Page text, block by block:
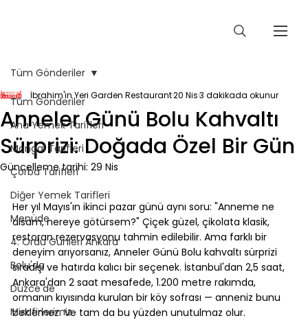
Tüm Gönderiler
Ana Yemek Tarifleri
Mangal Tarifleri
Çorba Tarifleri
Diğer Yemek Tarifleri
Menüde
4. Ordu Günleri Ankara
Bolu'da
Düzce'de
Misafirlerimiz
Tüm Gönderiler
Anneler Günü Bolu Kahvaltı
Sürprizi: Doğada Özel Bir Gün
İbrahim'in Yeri Garden Restaurant20 Nis3 dakikada okunur
Güncelleme tarihi: 29 Nis
⠀
Her yıl Mayıs'ın ikinci pazar günü aynı soru: "Anneme ne
alsam, nereye götürsem?" Çiçek güzel, çikolata klasik,
restoran rezervasyonu tahmin edilebilir. Ama farklı bir
deneyim arıyorsanız, Anneler Günü Bolu kahvaltı sürprizi
sıradışı ve hatırda kalıcı bir seçenek. İstanbul'dan 2,5 saat,
Ankara'dan 2 saat mesafede, 1.200 metre rakımda,
ormanın kıyısında kurulan bir köy sofrası — anneniz bunu
beklemez. Ve tam da bu yüzden unutulmaz olur.